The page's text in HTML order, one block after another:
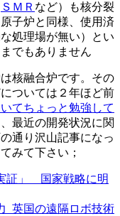
ＳＭＲ など）も核分裂
子炉と同様、使用済
処理場が無い）とい
でもありません
核融合炉です。その
ついては２年ほど前
てちょっと勉強して
最近の開発状況に関
通り沢山記事になっ
みて下さい；
証」 国家戦略に明
_英国の遠隔ロボ技術